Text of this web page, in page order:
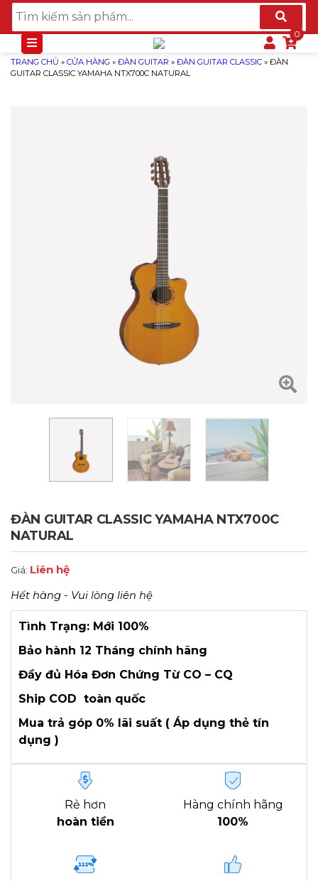
TRANG CHỦ » CỬA HÀNG » ĐÀN GUITAR » ĐÀN GUITAR CLASSIC » ĐÀN
GUITAR CLASSIC YAMAHA NTX700C NATURAL
ĐÀN GUITAR CLASSIC YAMAHA NTX700C
NATURAL
Giá: Liên hệ
Hết hàng - Vui lòng liên hệ
Tình Trạng: Mới 100%
Bảo hành 12 Tháng chính hãng
Đầy đủ Hóa Đơn Chứng Từ CO – CQ
Ship COD toàn quốc
Mua trả góp 0% lãi suất ( Áp dụng thẻ tín
dụng )
Rẻ hơn
hoàn tiền
Hàng chính hãng
100%